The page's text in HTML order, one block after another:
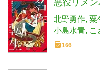
悪役リメ
北野勇作 粟
小島水青 こ
166